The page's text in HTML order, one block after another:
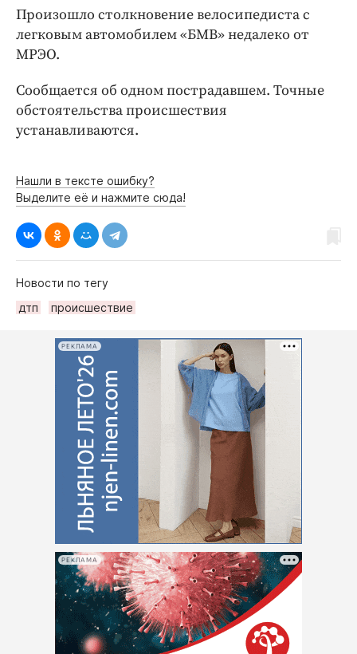
Работодатель года
Произошло столкновение велосипедиста с
легковым автомобилем «БМВ» недалеко от
МРЭО.
Сообщается об одном пострадавшем. Точные
обстоятельства происшествия
устанавливаются.
Нашли в тексте ошибку?
Выделите её и нажмите сюда!
Новости по тегу
дтп
происшествие
РЕКЛАМА
РЕКЛАМА